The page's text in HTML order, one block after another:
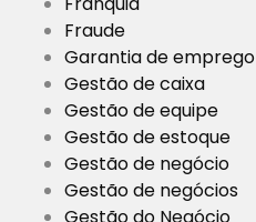
Fraude
Garantia de emprego
Gestão de caixa
Gestão de equipe
Gestão de estoque
Gestão de negócio
Gestão de negócios